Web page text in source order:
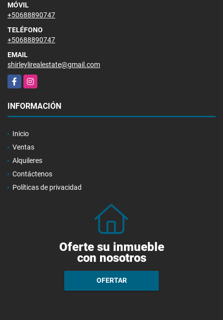
MÓVIL
+50688890747
TELÉFONO
+50688890747
EMAIL
shirleylirealestate@gmail.com
FacebookInstagram
INFORMACIÓN
Inicio
Ventas
Alquileres
Contáctenos
Políticas de privacidad
Oferte su inmueble
con nosotros
OFERTAR